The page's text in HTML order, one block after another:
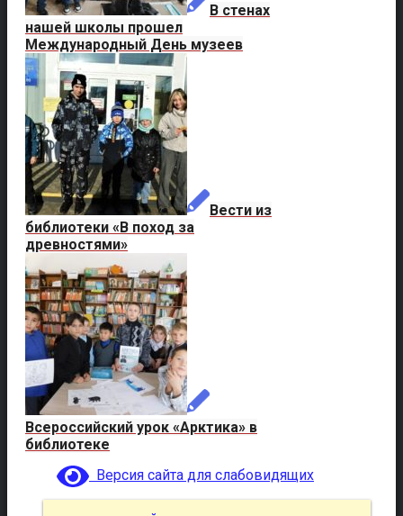
В стенах
нашей школы прошел
Международный День музеев
Вести из
библиотеки «В поход за
древностями»
Всероссийский урок «Арктика» в
библиотеке
Версия сайта для слабовидящих